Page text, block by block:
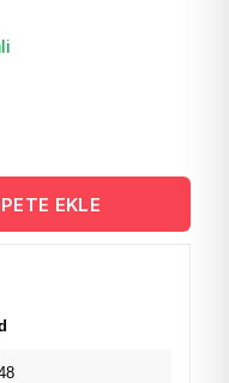
EKLE